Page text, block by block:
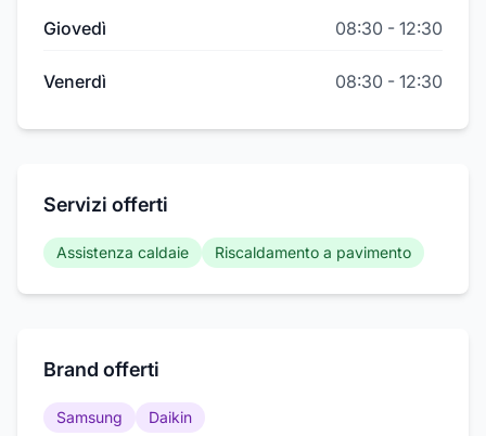
Giovedì 08:30 - 12:30
Venerdì 08:30 - 12:30
Servizi offerti
Assistenza caldaie Riscaldamento a pavimento
Brand offerti
Samsung Daikin